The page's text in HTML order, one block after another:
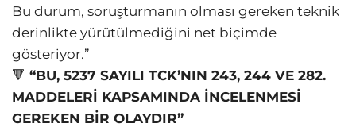
Bu durum, soruşturmanın olması gereken teknik
derinlikte yürütülmediğini net biçimde
gösteriyor.”
🔻 “BU, 5237 SAYILI TCK’NIN 243, 244 VE 282.
MADDELERİ KAPSAMINDA İNCELENMESİ
GEREKEN BİR OLAYDIR”